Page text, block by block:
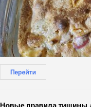
Перейти
Новые правила тишины